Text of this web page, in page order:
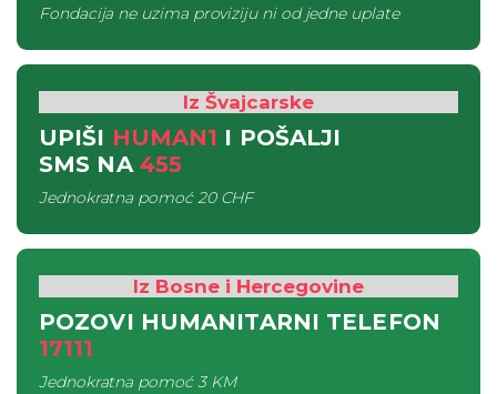
Fondacija ne uzima proviziju ni od jedne uplate
Iz Švajcarske
UPIŠI HUMAN1 I POŠALJI
SMS NA 455
Jednokratna pomoć20 CHF
Iz Bosne i Hercegovine
POZOVI HUMANITARNI TELEFON
17111
Jednokratna pomoć3 KM